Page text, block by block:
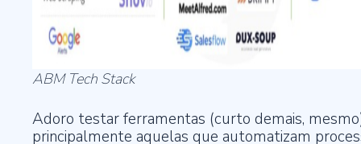
ABM Tech Stack
Adoro testar ferramentas (curto demais,
principalmente aquelas que automatizam